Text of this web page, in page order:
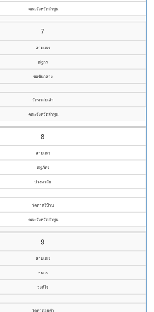
คณะจังหวัดลำพูน
7
สามเณร
ณัฐกร
ขอขันกลาง
วัดทาสบเส้า
คณะจังหวัดลำพูน
8
สามเณร
ณัฐภัทร
ปวงมาลัย
วัดทาศรีป้าน
คณะจังหวัดลำพูน
9
สามเณร
ธนกร
วงศ์ใจ
วัดทาดอยคำ